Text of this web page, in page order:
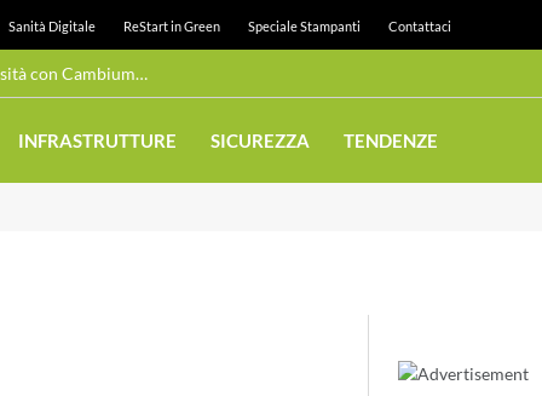
Sanità Digitale ReStart in Green Speciale Stampanti Contattaci
Wi-Fi pubblico: Juneau realizza una rete ad alta densità con Cambium Networks
INFRASTRUTTURE SICUREZZA TENDENZE